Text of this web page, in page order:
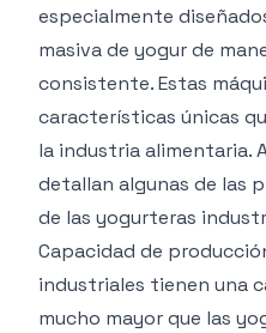
especialmente
masiva de yogur de
consistente. Estas
características únicas
la industria alimentaria.
detallan algunas de las
de las yogurteras
Capacidad de
industriales tienen una
mucho mayor que las